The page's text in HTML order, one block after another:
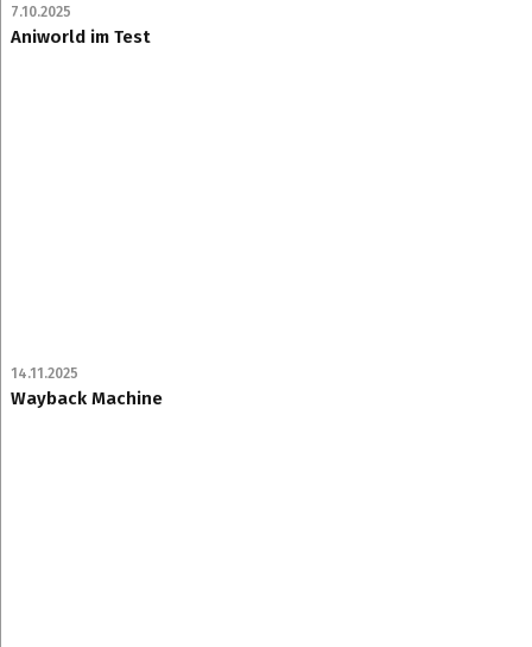
7.10.2025
Aniworld im Test
14.11.2025
Wayback Machine